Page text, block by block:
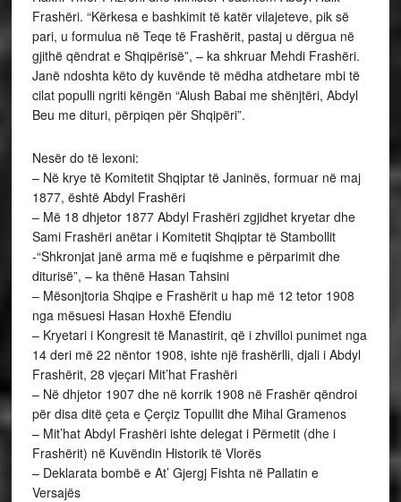
Frashëri. “Kërkesa e bashkimit të katër vilajeteve, pik së
pari, u formulua në Teqe të Frashërit, pastaj u dërgua në
gjithë qëndrat e Shqipërisë”, – ka shkruar Mehdi Frashëri.
Janë ndoshta këto dy kuvënde të mëdha atdhetare mbi të
cilat populli ngriti këngën “Alush Babai me shënjtëri, Abdyl
Beu me dituri, përpiqen për Shqipëri”.
Nesër do të lexoni:
– Në krye të Komitetit Shqiptar të Janinës, formuar në maj
1877, është Abdyl Frashëri
– Më 18 dhjetor 1877 Abdyl Frashëri zgjidhet kryetar dhe
Sami Frashëri anëtar i Komitetit Shqiptar të Stambollit
-“Shkronjat janë arma më e fuqishme e përparimit dhe
diturisë”, – ka thënë Hasan Tahsini
– Mësonjtoria Shqipe e Frashërit u hap më 12 tetor 1908
nga mësuesi Hasan Hoxhë Efendiu
– Kryetari i Kongresit të Manastirit, që i zhvilloi punimet nga
14 deri më 22 nëntor 1908, ishte një frashërlli, djali i Abdyl
Frashërit, 28 vjeçari Mit’hat Frashëri
– Në dhjetor 1907 dhe në korrik 1908 në Frashër qëndroi
për disa ditë çeta e Çerçiz Topullit dhe Mihal Gramenos
– Mit’hat Abdyl Frashëri ishte delegat i Përmetit (dhe i
Frashërit) në Kuvëndin Historik të Vlorës
– Deklarata bombë e At’ Gjergj Fishta në Pallatin e
Versajës